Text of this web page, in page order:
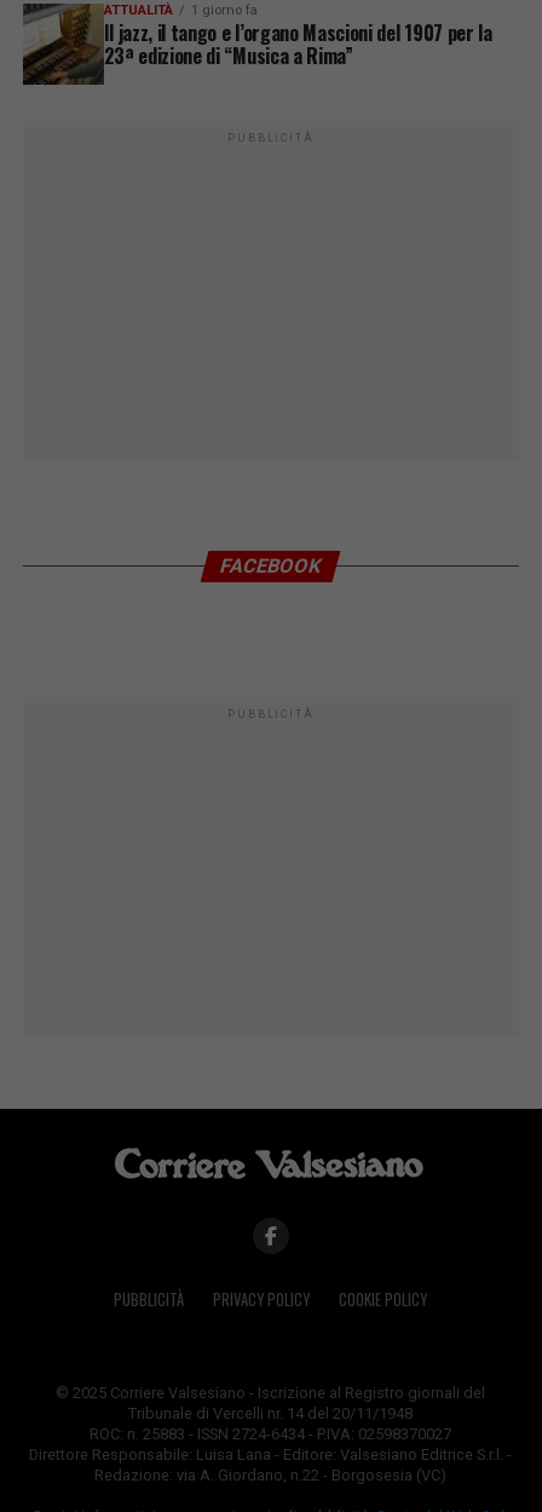
ATTUALITÀ 1 giorno fa
Il jazz, il tango e l’organo Mascioni del 1907 per la
23ª edizione di “Musica a Rima”
PUBBLICITÀ
FACEBOOK
PUBBLICITÀ
PUBBLICITÀ PRIVACY POLICY COOKIE POLICY
© 2025 Corriere Valsesiano - Iscrizione al Registro giornali del
Tribunale di Vercelli nr. 14 del 20/11/1948
ROC: n. 25883 - ISSN 2724-6434 - P.IVA: 02598370027
Direttore Responsabile: Luisa Lana - Editore: Valsesiano Editrice S.r.l. -
Redazione: via A. Giordano, n.22 - Borgosesia (VC)